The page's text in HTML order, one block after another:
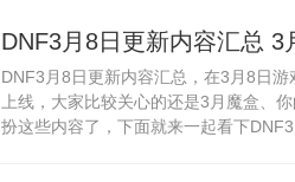
DNF3月8日更新内容汇总 3
DNF3月8日更新内容汇总，在3月8日
上线，大家比较关心的还是3月魔盒、
扮这些内容了，下面就来一起看下